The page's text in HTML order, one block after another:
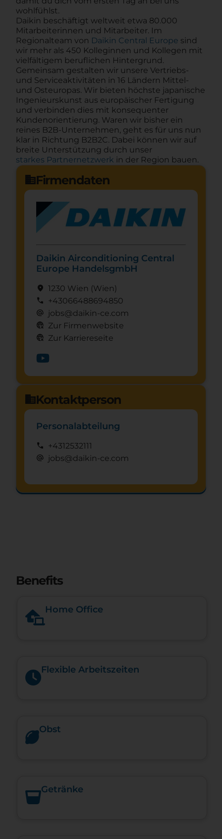
wohlfühlst.
Daikin beschäftigt weltweit etwa 80.000
Mitarbeiterinnen und Mitarbeiter. Im
Regionalteam von Daikin Central Europe sind
wir mehr als 450 Kolleginnen und Kollegen mit
vielfältigem beruflichen Hintergrund.
Gemeinsam gestalten wir unsere Vertriebs-
und Serviceaktivitäten in 16 Ländern Mittel-
und Osteuropas. Wir bieten höchste japanische
Ingenieurskunst aus europäischer Fertigung
und verbinden dies mit konsequenter
Kundenorientierung. Waren wir bisher ein
reines B2B-Unternehmen, geht es für uns nun
klar in Richtung B2B2C. Dabei können wir auf
breite Unterstützung durch unser
starkes Partnernetzwerk in der Region bauen.
domainFirmendaten
Daikin Airconditioning Central
Europe HandelsgmbH
location_on 1230 Wien (Wien)
call +43066488694850
alternate_email jobs@daikin-ce.com
captive_portal Zur Firmenwebsite
captive_portal Zur Karriereseite
domainKontaktperson
Personalabteilung
call +4312532111
alternate_email jobs@daikin-ce.com
Benefits
Home Office
Flexible Arbeitszeiten
Obst
Getränke